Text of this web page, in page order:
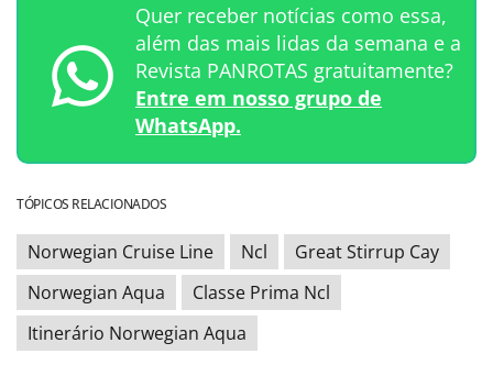
Quer receber notícias como essa,
além das mais lidas da semana e a
Revista PANROTAS gratuitamente?
Entre em nosso grupo de
WhatsApp.
TÓPICOS RELACIONADOS
Norwegian Cruise Line Ncl
Great Stirrup Cay
Norwegian Aqua
Classe Prima Ncl
Itinerário Norwegian Aqua